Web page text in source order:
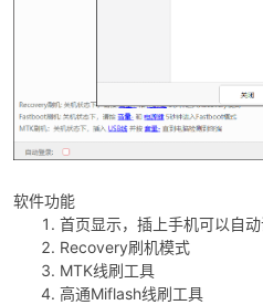
软件功能
首页显示，插上手机可以自
Recovery刷机模式
MTK线刷工具
高通Miflash线刷工具